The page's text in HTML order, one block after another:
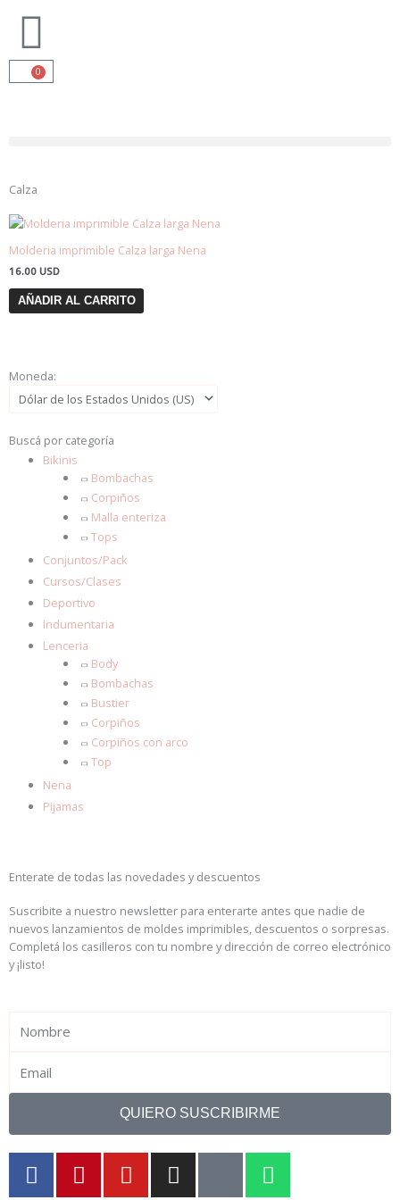
contenido
0
Cart
Calza
Moneda:
Buscá por categoría
Bikinis
Bombachas
Corpiños
Malla enteriza
Tops
Conjuntos/Pack
Cursos/Clases
Deportivo
Indumentaria
Lenceria
Body
Bombachas
Bustier
Corpiños
Corpiños con arco
Top
Nena
Pijamas
Molderia imprimible Calza larga Nena
16.00 USD
AÑADIR AL CARRITO
Enterate de todas las novedades y descuentos
Suscribite a nuestro newsletter para enterarte antes que nadie de
nuevos lanzamientos de moldes imprimibles, descuentos o sorpresas.
Completá los casilleros con tu nombre y dirección de correo electrónico
y ¡listo!
QUIERO SUSCRIBIRME
F
a
P
i
Y
o
I
n
T W
h